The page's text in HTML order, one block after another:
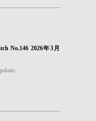
No.146 2026年3月